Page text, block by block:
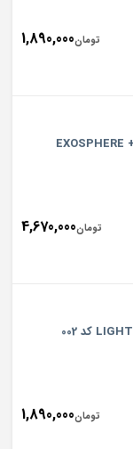
تومان1,890,000
تومان4,670,000
تومان1,890,000